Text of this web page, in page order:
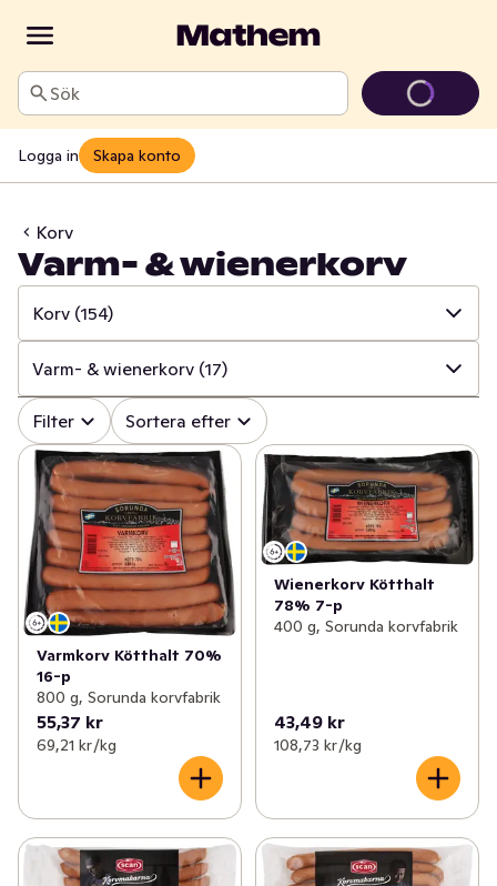
Sök
Logga in Skapa konto
Korv
Varm- & wienerkorv
Korv (154)
✓ Alla (739)
✓ (164)
✓ Pålägg (133)
✓ Kyckling & fågel (110)
✓ Korv (154)
✓ Bullar, biffar & nuggets (69)
✓ Bacon & fläsk (25)
✓ Delikatesschark (87)
✓ Blodpudding & sylta (7)
Varm- & wienerkorv (17)
✓ Alla (154)
✓ Falukorv (13)
✓ Grillkorv (25)
✓ Kryddkorv (44)
✓ Varm- & wienerkorv (17)
✓ Kyckling- och kalkonkorv
✓ Färsk korv & salsiccia
Lamm- & viltkorv (11)
Frukostkorv
Filter Sortera efter
Varmkorv Kötthalt 70%
16-p
800 g, Sorunda korvfabrik
55,37 kr
69,21 kr /kg
Wienerkorv Kötthalt
78% 7-p
400 g, Sorunda korvfabrik
43,49 kr
108,73 kr /kg